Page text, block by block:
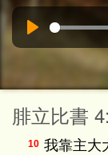
腓立比書
10 我靠主大